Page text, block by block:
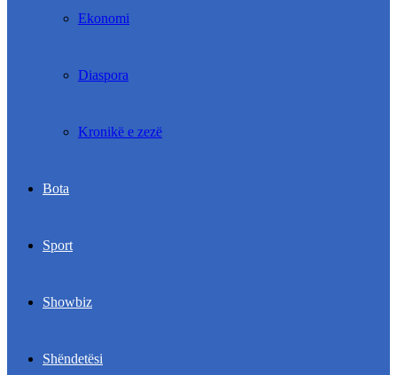
Ekonomi
Diaspora
Kronikë e zezë
Bota
Sport
Showbiz
Shëndetësi